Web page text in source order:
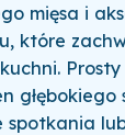
mięsa i
które
głębokiego